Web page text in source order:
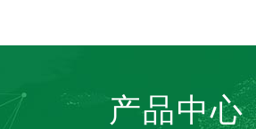
高压风机
产品中心